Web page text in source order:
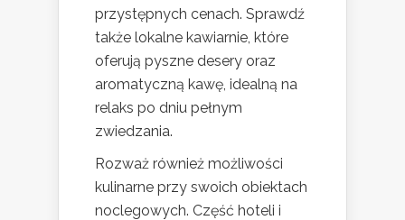
przystępnych cenach. Sprawdź
także lokalne kawiarnie, które
oferują pyszne desery oraz
aromatyczną kawę, idealną na
relaks po dniu pełnym
zwiedzania.
Rozważ również możliwości
kulinarne przy swoich obiektach
noclegowych. Część hoteli i